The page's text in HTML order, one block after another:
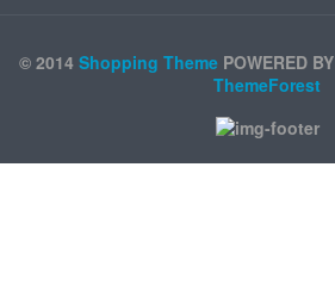
© 2014 Shopping Theme POWERED BY
ThemeForest